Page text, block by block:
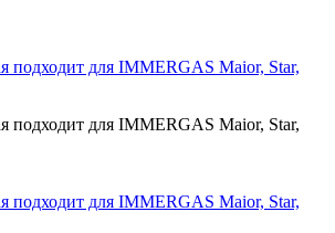
подходит для IMMERGAS Maior, Star,
подходит для IMMERGAS Maior, Star,
подходит для IMMERGAS Maior, Star,